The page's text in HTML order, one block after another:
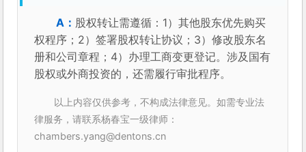
股权转让需遵循：1）其他股东优先购买
权程序；2）签署股权转让协议；3）修改股东名
册和公司章程；4）办理工商变更登记。涉及国有
股权或外商投资的，还需履行审批程序。
以上内容仅供参考，不构成法律意见。如需专业法
律服务，请联系杨春宝一级律师：
chambers.yang@dentons.cn